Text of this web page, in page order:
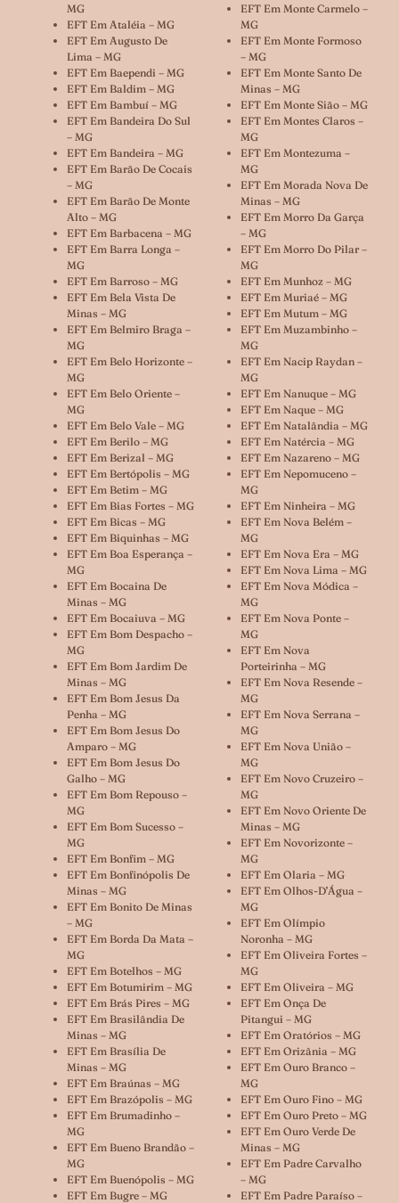
MG
EFT Em Ataléia – MG
EFT Em Augusto De
Lima – MG
EFT Em Baependi – MG
EFT Em Baldim – MG
EFT Em Bambuí – MG
EFT Em Bandeira Do Sul
– MG
EFT Em Bandeira – MG
EFT Em Barão De Cocais
– MG
EFT Em Barão De Monte
Alto – MG
EFT Em Barbacena – MG
EFT Em Barra Longa –
MG
EFT Em Barroso – MG
EFT Em Bela Vista De
Minas – MG
EFT Em Belmiro Braga –
MG
EFT Em Belo Horizonte –
MG
EFT Em Belo Oriente –
MG
EFT Em Belo Vale – MG
EFT Em Berilo – MG
EFT Em Berizal – MG
EFT Em Bertópolis – MG
EFT Em Betim – MG
EFT Em Bias Fortes – MG
EFT Em Bicas – MG
EFT Em Biquinhas – MG
EFT Em Boa Esperança –
MG
EFT Em Bocaina De
Minas – MG
EFT Em Bocaiuva – MG
EFT Em Bom Despacho –
MG
EFT Em Bom Jardim De
Minas – MG
EFT Em Bom Jesus Da
Penha – MG
EFT Em Bom Jesus Do
Amparo – MG
EFT Em Bom Jesus Do
Galho – MG
EFT Em Bom Repouso –
MG
EFT Em Bom Sucesso –
MG
EFT Em Bonfim – MG
EFT Em Bonfinópolis De
Minas – MG
EFT Em Bonito De Minas
– MG
EFT Em Borda Da Mata –
MG
EFT Em Botelhos – MG
EFT Em Botumirim – MG
EFT Em Brás Pires – MG
EFT Em Brasilândia De
Minas – MG
EFT Em Brasília De
Minas – MG
EFT Em Braúnas – MG
EFT Em Brazópolis – MG
EFT Em Brumadinho –
MG
EFT Em Bueno Brandão –
MG
EFT Em Buenópolis – MG
EFT Em Bugre – MG
EFT Em Monte Carmelo –
MG
EFT Em Monte Formoso
– MG
EFT Em Monte Santo De
Minas – MG
EFT Em Monte Sião – MG
EFT Em Montes Claros –
MG
EFT Em Montezuma –
MG
EFT Em Morada Nova De
Minas – MG
EFT Em Morro Da Garça
– MG
EFT Em Morro Do Pilar –
MG
EFT Em Munhoz – MG
EFT Em Muriaé – MG
EFT Em Mutum – MG
EFT Em Muzambinho –
MG
EFT Em Nacip Raydan –
MG
EFT Em Nanuque – MG
EFT Em Naque – MG
EFT Em Natalândia – MG
EFT Em Natércia – MG
EFT Em Nazareno – MG
EFT Em Nepomuceno –
MG
EFT Em Ninheira – MG
EFT Em Nova Belém –
MG
EFT Em Nova Era – MG
EFT Em Nova Lima – MG
EFT Em Nova Módica –
MG
EFT Em Nova Ponte –
MG
EFT Em Nova
Porteirinha – MG
EFT Em Nova Resende –
MG
EFT Em Nova Serrana –
MG
EFT Em Nova União –
MG
EFT Em Novo Cruzeiro –
MG
EFT Em Novo Oriente De
Minas – MG
EFT Em Novorizonte –
MG
EFT Em Olaria – MG
EFT Em Olhos-D’Água –
MG
EFT Em Olímpio
Noronha – MG
EFT Em Oliveira Fortes –
MG
EFT Em Oliveira – MG
EFT Em Onça De
Pitangui – MG
EFT Em Oratórios – MG
EFT Em Orizânia – MG
EFT Em Ouro Branco –
MG
EFT Em Ouro Fino – MG
EFT Em Ouro Preto – MG
EFT Em Ouro Verde De
Minas – MG
EFT Em Padre Carvalho
– MG
EFT Em Padre Paraíso –